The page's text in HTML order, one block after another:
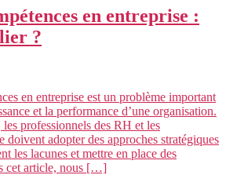
en entreprise :
?
en entreprise est un problème important
et la performance d’une organisation.
professionnels des RH et les
doivent adopter des approches stratégiques
les lacunes et mettre en place des
cet article, nous […]